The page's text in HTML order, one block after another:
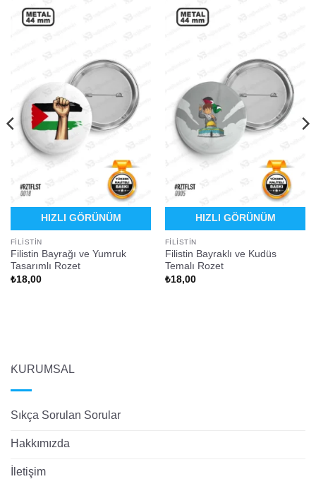
HIZLI GÖRÜNÜM
FILISTIN
Filistin Bayrağı ve Yumruk
Tasarımlı Rozet
₺18,00
HIZLI GÖRÜNÜM
FILISTIN
Filistin Bayraklı ve Kudüs
Temalı Rozet
₺18,00
KURUMSAL
Sıkça Sorulan Sorular
Hakkımızda
İletişim